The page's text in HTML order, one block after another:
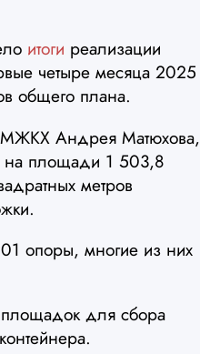
итоги реализации
четыре месяца 2025
общего плана.
МЖКХ Андрея Матюхова,
на площади 1 503,8
метров
опоры, многие из них
площадок для сбора